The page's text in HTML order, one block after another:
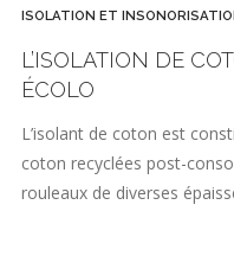
ISOLATION ET
L’ISOLATION DE
ÉCOLO
L’isolant de coton est
coton recyclées post-
rouleaux de diverses